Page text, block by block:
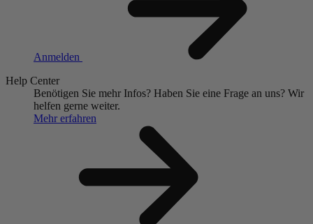
Anmelden
Help Center
Benötigen Sie mehr Infos? Haben Sie eine Frage an uns? Wir
helfen gerne weiter.
Mehr erfahren